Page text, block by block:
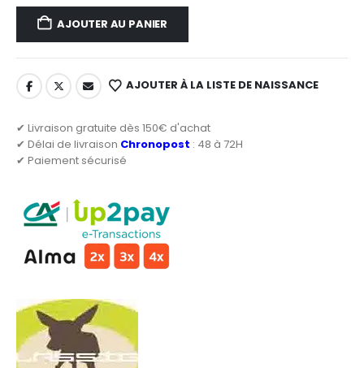
AJOUTER AU PANIER
AJOUTER À LA LISTE DE NAISSANCE
✔ Livraison gratuite dès 150€ d'achat
✔ Délai de livraison Chronopost : 48 à 72H
✔ Paiement sécurisé